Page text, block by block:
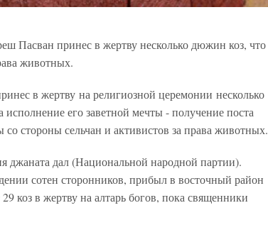
Пасван принес в жертву несколько дюжин коз, что
животных.
в жертву на религиозной церемонии несколько
его заветной мечты - получение поста
стороны сельчан и активистов за права животных.
дал (Национальной народной партии).
сотен сторонников, прибыл в восточный район
коз в жертву на алтарь богов, пока священники